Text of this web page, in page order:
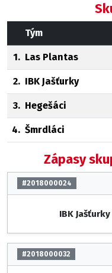
Tým
1. Las Plantas
2. IBK Jašťurky
3. Hegešáci
4. Šmrdláci
Zápasy
#2018000024
IBK Jašťurky
#2018000032